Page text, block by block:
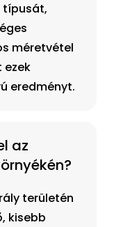
típusát,
méretvétel
ezek
eredményt.
az
területén
kisebb